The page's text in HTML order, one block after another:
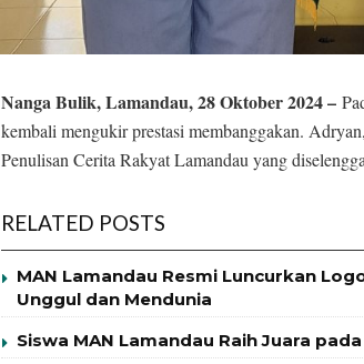
Nanga Bulik, Lamandau, 28 Oktober 2024 –
kembali mengukir prestasi membanggakan.
Penulisan Cerita Rakyat Lamandau yang
RELATED POSTS
MAN Lamandau Resmi Luncurkan
Unggul dan Mendunia
Siswa MAN Lamandau Raih Juara